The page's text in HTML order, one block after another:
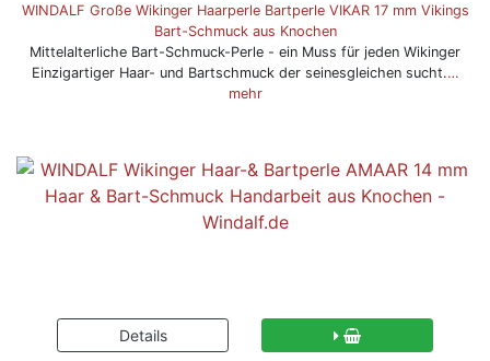
WINDALF Große Wikinger Haarperle Bartperle VIKAR 17 mm Vikings
Bart-Schmuck aus Knochen
Mittelalterliche Bart-Schmuck-Perle - ein Muss für jeden Wikinger
Einzigartiger Haar- und Bartschmuck der seinesgleichen sucht.…
mehr